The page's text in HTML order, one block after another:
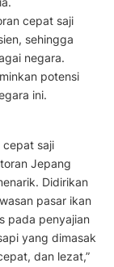
cepat saji
sehingga
negara.
potensi
ini.
cepat saji
Jepang
Didirikan
pasar ikan
pada penyajian
yang dimasak
dan lezat,”